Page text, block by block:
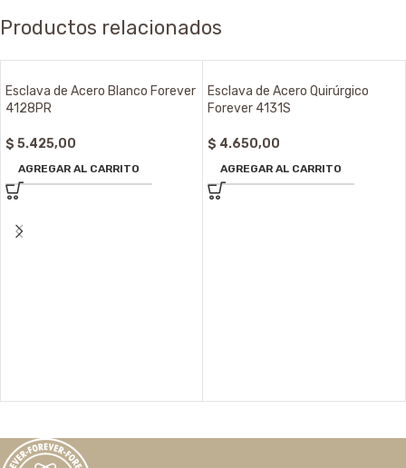
Productos relacionados
Esclava de Acero Blanco Forever
4128PR
$ 5.425,00
AGREGAR AL CARRITO
Esclava de Acero Quirúrgico
Forever 4131S
$ 4.650,00
AGREGAR AL CARRITO